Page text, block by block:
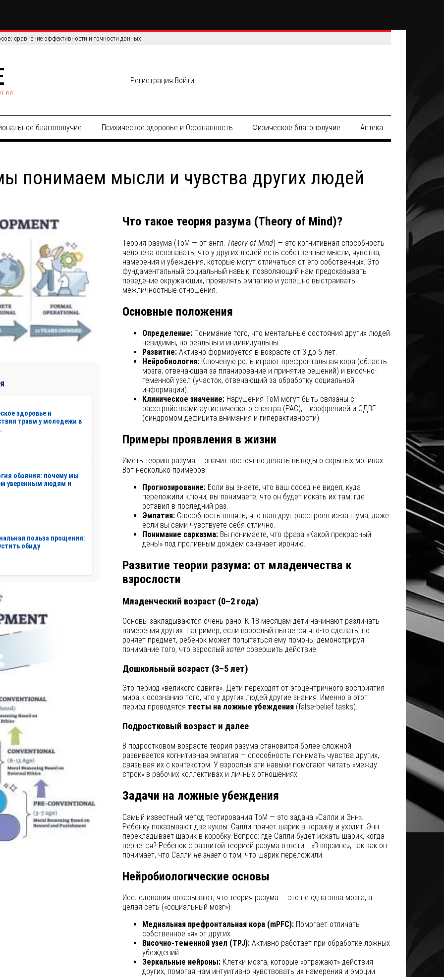
интеллект проигрывает человеку в реальном мире
Регистрация Войти
благополучие Психическое здоровье и Осознанность Физическое благополучие Аптека
понимаем мысли и чувства других людей
здоровье и
травм у молодежи в
обаяния: почему мы
уверенным людям и
польза прощения:
обиду
Что такое теория разума (Theory of Mind)?
Теория разума (ToM — от англ. Theory of Mind) — это когнитивная способность
человека осознавать, что у других людей есть собственные мысли, чувства,
намерения и убеждения, которые могут отличаться от его собственных. Это
фундаментальный социальный навык, позволяющий нам предсказывать
поведение окружающих, проявлять эмпатию и успешно выстраивать
межличностные отношения.
Основные положения
Определение:Понимание того, что ментальные состояния других людей
невидимы, но реальны и индивидуальны.
Развитие:Активно формируется в возрасте от 3 до 5 лет.
Нейробиология:Ключевую роль играют префронтальная кора (область
мозга, отвечающая за планирование и принятие решений) и височно-
теменной узел (участок, отвечающий за обработку социальной
информации).
Клиническое значение:Нарушения ToM могут быть связаны с
расстройствами аутистического спектра (РАС), шизофренией и СДВГ
(синдромом дефицита внимания и гиперактивности).
Примеры проявления в жизни
Иметь теорию разума — значит постоянно делать выводы о скрытых мотивах.
Вот несколько примеров:
Прогнозирование:Если вы знаете, что ваш сосед не видел, куда
переложили ключи, вы понимаете, что он будет искать их там, где
оставил в последний раз.
Эмпатия:Способность понять, что ваш друг расстроен из-за шума, даже
если вы сами чувствуете себя отлично.
Понимание сарказма:Вы понимаете, что фраза «Какой прекрасный
день!» под проливным дождем означает иронию.
Развитие теории разума: от младенчества к
взрослости
Младенческий возраст (0–2 года)
Основы закладываются очень рано. К 18 месяцам дети начинают различать
намерения других. Например, если взрослый пытается что-то сделать, но
роняет предмет, ребенок может попытаться ему помочь, демонстрируя
понимание того, что взрослый хотел совершить действие.
Дошкольный возраст (3–5 лет)
Это период «великого сдвига». Дети переходят от эгоцентричного восприятия
мира к осознанию того, что у других людей другие знания. Именно в этот
период проводятся тесты на ложные убеждения(false-belief tasks).
Подростковый возраст и далее
В подростковом возрасте теория разума становится более сложной:
развивается когнитивная эмпатия — способность понимать чувства других,
связывая их с контекстом. У взрослых эти навыки помогают читать «между
строк» в рабочих коллективах и личных отношениях.
Задачи на ложные убеждения
Самый известный метод тестирования ToM — это задача «Салли и Энн».
Ребенку показывают две куклы: Салли прячет шарик в корзину и уходит. Энн
перекладывает шарик в коробку. Вопрос: где Салли будет искать шарик, когда
вернется? Ребенок с развитой теорией разума ответит: «В корзине», так как он
понимает, что Салли не знаето том, что шарик переложили.
Нейробиологические основы
Исследования показывают, что теория разума — это не одна зона мозга, а
целая сеть («социальный мозг»):
Медиальная префронтальная кора (mPFC):Помогает отличать
собственное «я» от других.
Височно-теменной узел (TPJ):Активно работает при обработке ложных
убеждений.
Зеркальные нейроны:Клетки мозга, которые «отражают» действия
других, помогая нам интуитивно чувствовать их намерения и эмоции.